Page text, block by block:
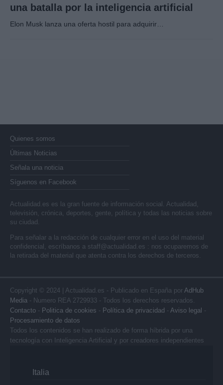
una batalla por la inteligencia artificial
Elon Musk lanza una oferta hostil para adquirir…
Quienes somos
Últimas Noticias
Señala una noticia
Síguenos en Facebook
Actualidad.es es la gran fuente de información social. Actualidad,
televisión, crónica, deportes, gente, política y todas las noticias sobre
su ciudad.
Para señalar a la redacción de cualquier error en el uso del material
confidencial, escríbanos a staff@actualidad.es : nos ocuparemos de
la retirada del material que atenta contra los derechos de terceros.
Copyright © 2024 | Actualidad.es - Publicado en España por AdHub
Media - Numero REA 2729933 - Todos los derechos reservados.
Contacto - Politica de cookies - Política de privacidad - Aviso legal -
Procesamiento de datos
Todos los contenidos se han realizado de forma híbrida por una
tecnología con Inteligencia Artificial y por creadores independientes
Italia